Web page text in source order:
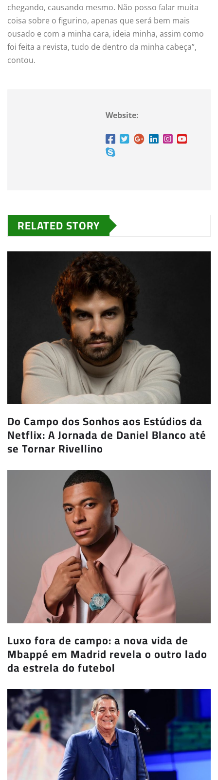
chegando, causando mesmo. Não posso falar muita
coisa sobre o figurino, apenas que será bem mais
ousado e com a minha cara, ideia minha, assim como
foi feita a revista, tudo de dentro da minha cabeça”,
contou.
Website:
RELATED STORY
Do Campo dos Sonhos aos Estúdios da
Netflix: A Jornada de Daniel Blanco até
se Tornar Rivellino
Luxo fora de campo: a nova vida de
Mbappé em Madrid revela o outro lado
da estrela do futebol